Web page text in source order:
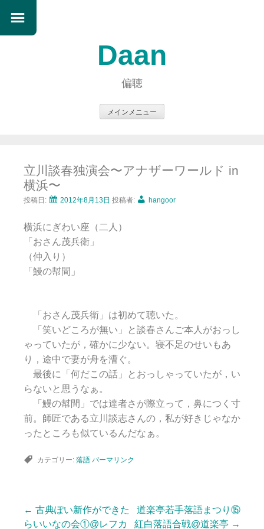
Daan
偏聴
メインメニュー
ン
ツ
へ
キ
ッ
プ
立川談春独演会〜アナザーワールド in
横浜〜
投稿日: 2012年8月13日 投稿者: hangoor
横浜にぎわい座（二人）
「おさん茂兵衛」
（仲入り）
「鰻の幇間」
「おさん茂兵衛」は初めて聴いた。
「笑いどころが無い」と談春さんご本人がおっし
ゃっていたが，確かに少ない。寝不足のせいもあ
り，途中で妻が舟を漕ぐ。
最後に「何だこの話」とおっしゃっていたが，い
らないと思うなぁ。
「鰻の幇間」では達者さが際立って，鼻につく寸
前。師匠である立川談志さんの，私が好きじゃなか
ったところも似ているんだなぁ。
カテゴリー: 落語 パーマリンク
← 古典ぽい新作ができた
らいいなの会①@レフカ
道楽亭若手落語まつり⑮
紅白落語合戦@道楽亭 →